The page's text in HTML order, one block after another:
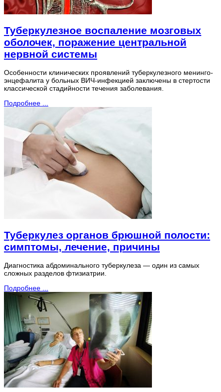
Туберкулезное воспаление мозговых
оболочек, поражение центральной
нервной системы
Особенности клинических проявлений туберкулезного менинго-
энцефалита у больных ВИЧ-инфекцией заключены в стертости
классической стадийности течения заболевания.
Подробнее ...
Туберкулез органов брюшной полости:
симптомы, лечение, причины
Диагностика абдоминального туберкулеза — один из самых
сложных разделов фтизиатрии.
Подробнее ...